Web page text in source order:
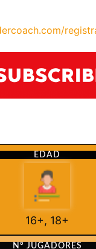
EDAD
16+, 18+
Nº JUGADORES